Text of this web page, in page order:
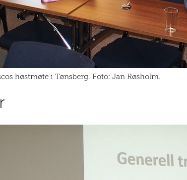
høstmøte i Tønsberg. Foto: Jan Røsholm.